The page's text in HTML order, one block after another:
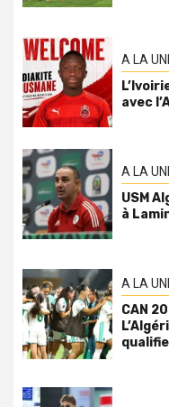
A LA
avec
A LA
USM
à
A LA
CAN